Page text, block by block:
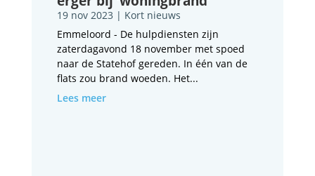
19 nov 2023 | Kort nieuws
Emmeloord - De hulpdiensten zijn
zaterdagavond 18 november met spoed
naar de Statehof gereden. In één van de
flats zou brand woeden. Het...
Lees meer